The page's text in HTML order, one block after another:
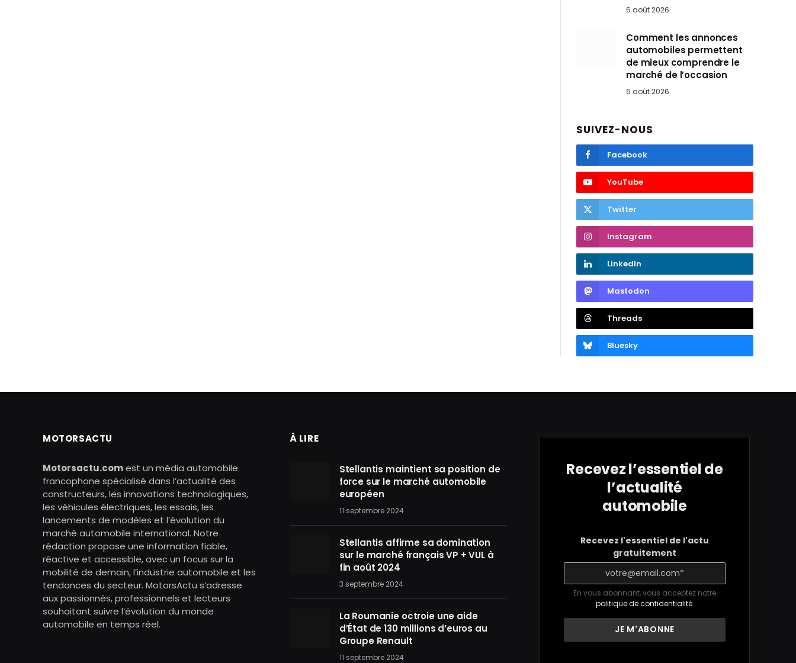
6 août 2026
Comment les annonces
automobiles permettent
de mieux comprendre le
marché de l’occasion
6 août 2026
SUIVEZ-NOUS
Facebook
YouTube
Twitter
Instagram
LinkedIn
Mastodon
Threads
Bluesky
MOTORSACTU
Motorsactu.comest un média automobile
francophone spécialisé dans l’actualité des
constructeurs, les innovations technologiques,
les véhicules électriques, les essais, les
lancements de modèles et l’évolution du
marché automobile international. Notre
rédaction propose une information fiable,
réactive et accessible, avec un focus sur la
mobilité de demain, l’industrie automobile et les
tendances du secteur. MotorsActu s’adresse
aux passionnés, professionnels et lecteurs
souhaitant suivre l’évolution du monde
automobile en temps réel.
À LIRE
Stellantis maintient sa position de
force sur le marché automobile
européen
11 septembre 2024
Stellantis affirme sa domination
sur le marché français VP + VUL à
fin août 2024
3 septembre 2024
La Roumanie octroie une aide
d’État de 130 millions d’euros au
Groupe Renault
11 septembre 2024
Recevez l’essentiel de
l’actualité
automobile
Recevez l'essentiel de l'actu
gratuitement
En vous abonnant, vous acceptez notre
politique de confidentialité.